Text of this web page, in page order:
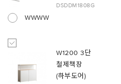
DSDDM1808G
WWWW
W1200 3단
철제책장
(하부도어)